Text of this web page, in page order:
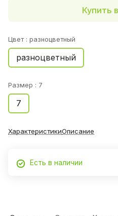
Купить
Цвет : разноцветный
разноцветный
Размер : 7
7
ХарактеристикиОписание
Есть в наличии